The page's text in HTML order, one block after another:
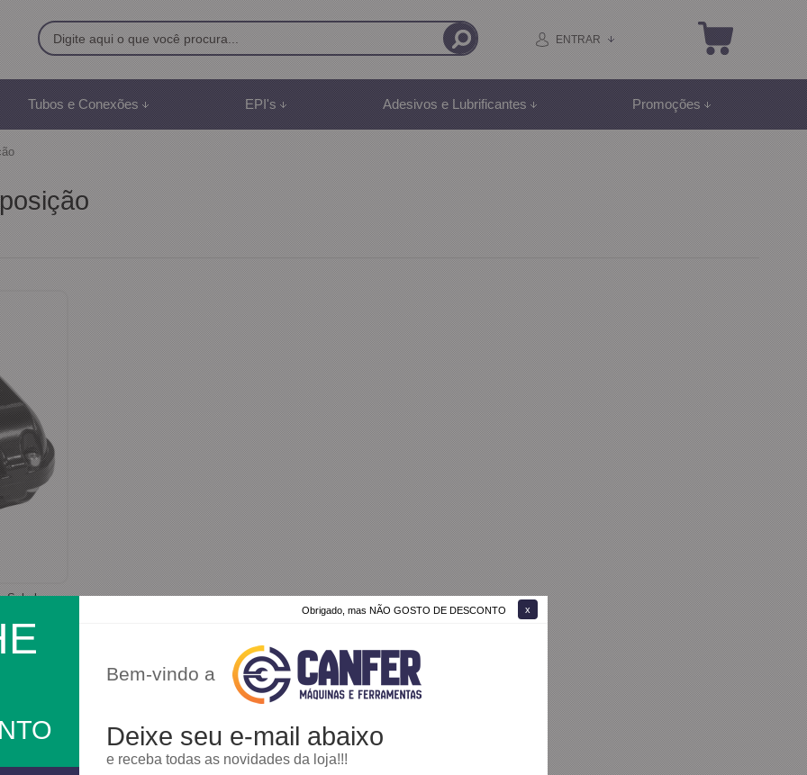
Obrigado, mas NÃO GOSTO DE DESCONTO
Bem-vindo a
Deixe seu e-mail abaixo
e receba todas as novidades da loja!!!
991887507
Online
ENTRAR
Tubos e Conexões EPI's Adesivos e Lubrificantes Promoções
Schulz